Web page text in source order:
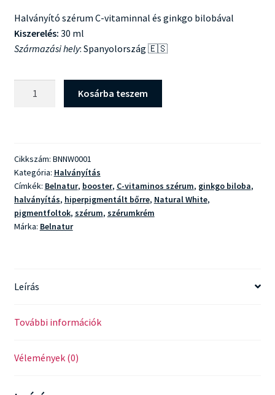
Halványító szérum C-vitaminnal és ginkgo bilobával
Kiszerelés: 30 ml
Származási hely: Spanyolország 🇪🇸
mennyiség
Kosárba teszem
Cikkszám: BNNW0001
Kategória: Halványítás
Címkék: Belnatur, booster, C-vitaminos szérum, ginkgo biloba,
halványítás, hiperpigmentált bőrre, Natural White,
pigmentfoltok, szérum, szérumkrém
Márka: Belnatur
Leírás
További információk
Vélemények (0)